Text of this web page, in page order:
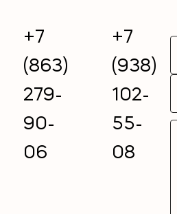
+7
(863)
279-
90-
06
+7
(938)
102-
55-
08